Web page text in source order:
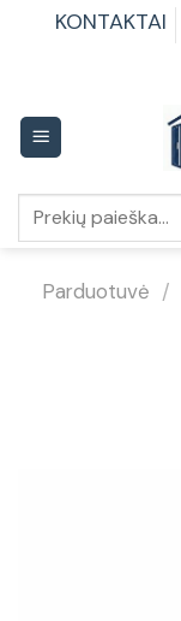
KONTAKTAI
Parduotuvė /